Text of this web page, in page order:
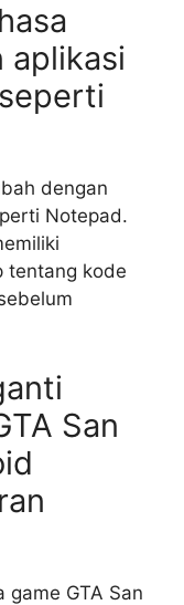
aplikasi
dengan
Notepad.
tentang kode
San
GTA San